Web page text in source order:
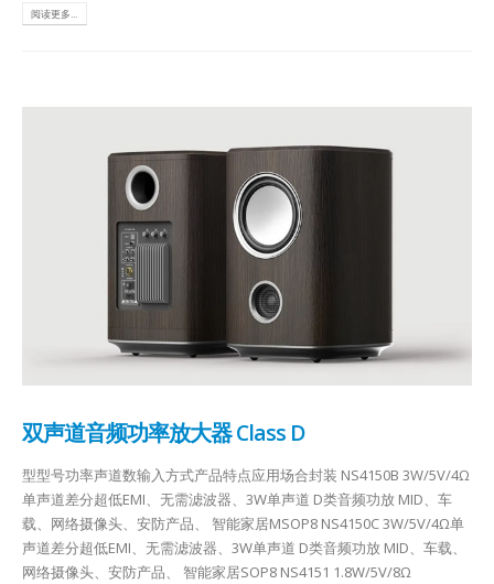
阅读更多...
双声道音频功率放大器 Class D
型型号功率声道数输入方式产品特点应用场合封装 NS4150B 3W/5V/4Ω
单声道差分超低EMI、无需滤波器、3W单声道 D类音频功放 MID、车
载、网络摄像头、安防产品、 智能家居MSOP8 NS4150C 3W/5V/4Ω单
声道差分超低EMI、无需滤波器、3W单声道 D类音频功放 MID、车载、
网络摄像头、安防产品、 智能家居SOP8 NS4151 1.8W/5V/8Ω